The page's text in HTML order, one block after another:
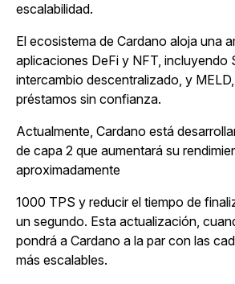
escalabilidad.
El ecosistema de Cardano aloja una
aplicaciones DeFi y NFT, incluyendo
intercambio descentralizado, y
préstamos sin confianza.
Actualmente, Cardano está
de capa 2 que aumentará su
aproximadamente
1000 TPS y reducir el tiempo de
un segundo. Esta actualización,
pondrá a Cardano a la par con las
más escalables.